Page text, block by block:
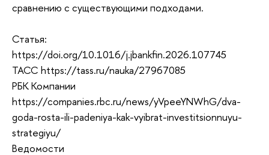
сравнению с существующими подходами.
Статья:
https://doi.org/10.1016/j.jbankfin.2026.107745
ТАСС https://tass.ru/nauka/27967085
РБК Компании
https://companies.rbc.ru/news/yVpeeYNWhG/dva-
goda-rosta-ili-padeniya-kak-vyibrat-investitsionnuyu-
strategiyu/
Ведомости